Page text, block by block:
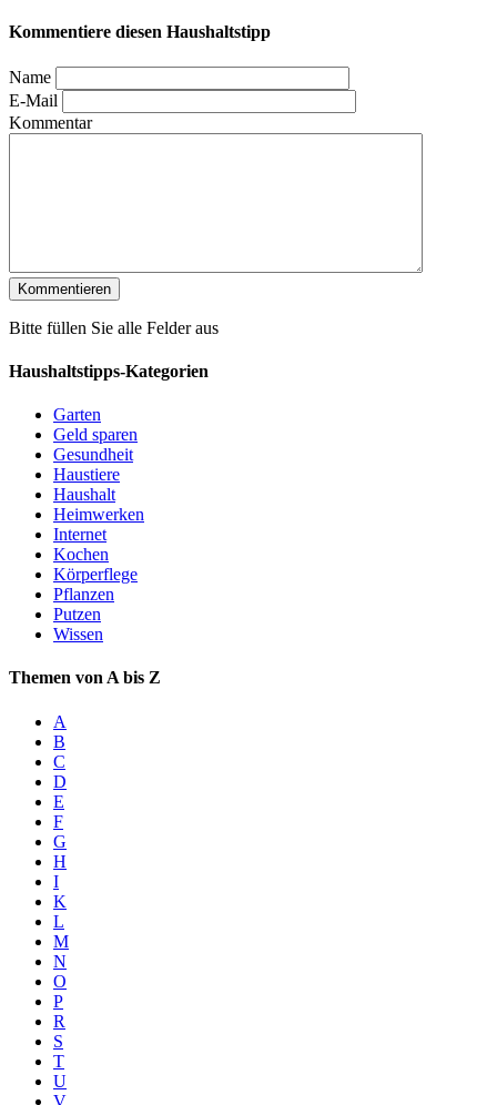
Kommentiere diesen Haushaltstipp
Name
E-Mail
Kommentar
Bitte füllen Sie alle Felder aus
Haushaltstipps-Kategorien
Garten
Geld sparen
Gesundheit
Haustiere
Haushalt
Heimwerken
Internet
Kochen
Körperflege
Pflanzen
Putzen
Wissen
Themen von A bis Z
A
B
C
D
E
F
G
H
I
K
L
M
N
O
P
R
S
T
U
V